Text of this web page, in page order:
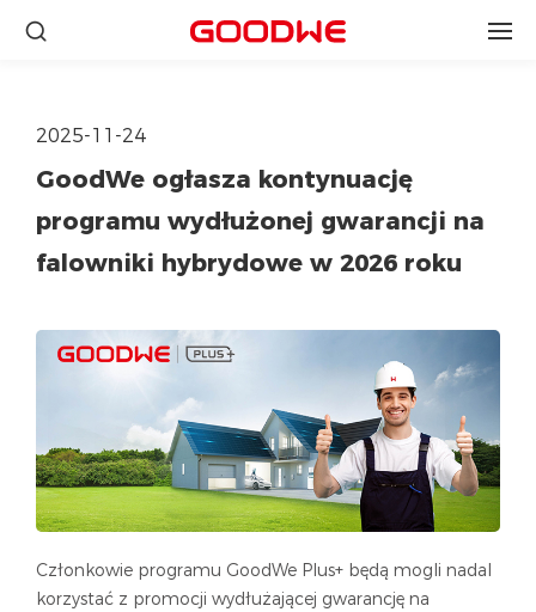
2025-11-24
GoodWe ogłasza kontynuację
programu wydłużonej gwarancji na
falowniki hybrydowe w 2026 roku
Członkowie programu GoodWe Plus+ będą mogli nadal
korzystać z promocji wydłużającej gwarancję na